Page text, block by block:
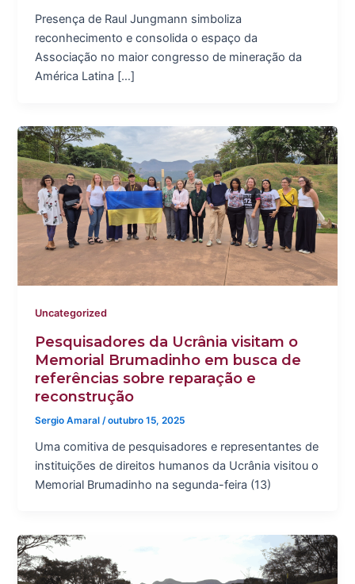
Presença de Raul Jungmann simboliza
reconhecimento e consolida o espaço da
Associação no maior congresso de mineração da
América Latina […]
Uncategorized
Pesquisadores da Ucrânia visitam o
Memorial Brumadinho em busca de
referências sobre reparação e
reconstrução
Sergio Amaral /outubro 15, 2025
Uma comitiva de pesquisadores e representantes de
instituições de direitos humanos da Ucrânia visitou o
Memorial Brumadinho na segunda-feira (13)